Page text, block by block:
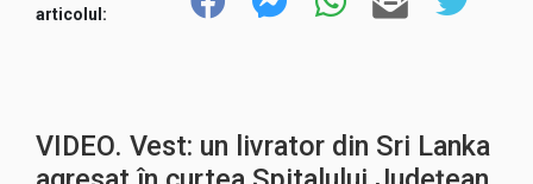
articolul:
VIDEO. Vest: un livrator din Sri Lanka